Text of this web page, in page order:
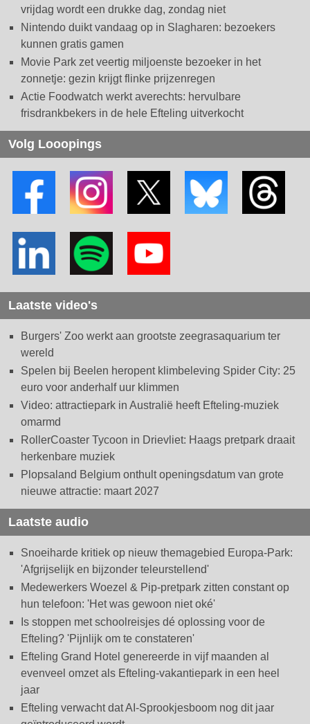
vrijdag wordt een drukke dag, zondag niet
Nintendo duikt vandaag op in Slagharen: bezoekers
kunnen gratis gamen
Movie Park zet veertig miljoenste bezoeker in het
zonnetje: gezin krijgt flinke prijzenregen
Actie Foodwatch werkt averechts: hervulbare
frisdrankbekers in de hele Efteling uitverkocht
Volg Looopings
Laatste video's
Burgers' Zoo werkt aan grootste zeegrasaquarium ter
wereld
Spelen bij Beelen heropent klimbeleving Spider City: 25
euro voor anderhalf uur klimmen
Video: attractiepark in Australië heeft Efteling-muziek
omarmd
RollerCoaster Tycoon in Drievliet: Haags pretpark draait
herkenbare muziek
Plopsaland Belgium onthult openingsdatum van grote
nieuwe attractie: maart 2027
Laatste audio
Snoeiharde kritiek op nieuw themagebied Europa-Park:
'Afgrijselijk en bijzonder teleurstellend'
Medewerkers Woezel & Pip-pretpark zitten constant op
hun telefoon: 'Het was gewoon niet oké'
Is stoppen met schoolreisjes dé oplossing voor de
Efteling? 'Pijnlijk om te constateren'
Efteling Grand Hotel genereerde in vijf maanden al
evenveel omzet als Efteling-vakantiepark in een heel
jaar
Efteling verwacht dat AI-Sprookjesboom nog dit jaar